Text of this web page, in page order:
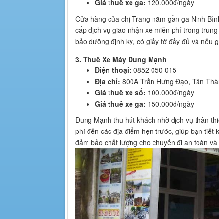
Giá thuê xe ga: 120.000đ/ngày
Cửa hàng của chị Trang nằm gần ga Ninh
cấp dịch vụ giao nhận xe miễn phí trong
bảo dưỡng định kỳ, có giấy tờ đầy đủ và nếu
3. Thuê Xe Máy Dung Mạnh
Điện thoại: 0852 050 015
Địa chỉ: 800A Trần Hưng Đạo, Tân
Giá thuê xe số: 100.000đ/ngày
Giá thuê xe ga: 150.000đ/ngày
Dung Mạnh thu hút khách nhờ dịch vụ thân
phí đến các địa điểm hẹn trước, giúp bạn tiết
đảm bảo chất lượng cho chuyến đi an toàn